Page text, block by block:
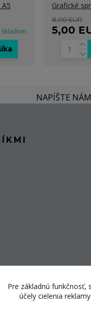
Skladom
Grafické
8,00 EUR
5,00
NAPÍŠTE
Pre základnú funkčnosť,
účely cielenia